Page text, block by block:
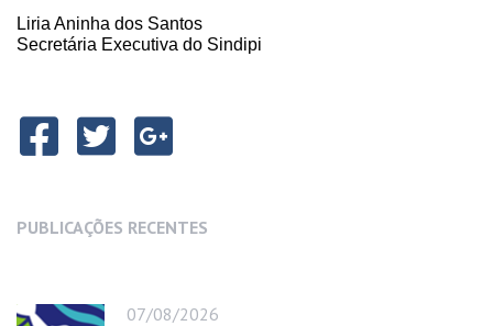
Liria Aninha dos Santos
Secretária Executiva do Sindipi
PUBLICAÇÕES RECENTES
07/08/2026